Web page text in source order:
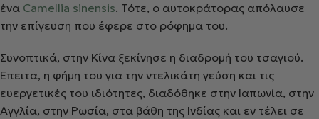
ένα Camellia sinensis. Τότε, ο αυτοκράτορας απόλαυσε
την επίγευση που έφερε στο ρόφημα του.
Συνοπτικά, στην Κίνα ξεκίνησε η διαδρομή του τσαγιού.
Έπειτα, η φήμη του για την ντελικάτη γεύση και τις
ευεργετικές του ιδιότητες, διαδόθηκε στην Ιαπωνία, στην
Αγγλία, στην Ρωσία, στα βάθη της Ινδίας και εν τέλει σε